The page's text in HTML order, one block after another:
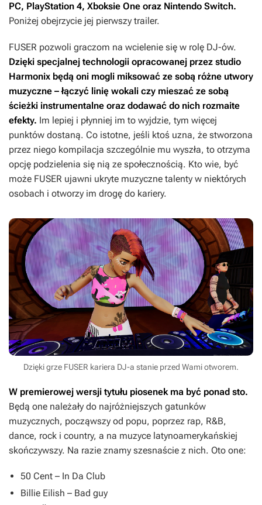
PC, PlayStation 4, Xboksie One oraz Nintendo Switch.
Poniżej obejrzycie jej pierwszy trailer.
FUSER pozwoli graczom na wcielenie się w rolę DJ-ów.
Dzięki specjalnej technologii opracowanej przez studio
Harmonix będą oni mogli miksować ze sobą różne utwory
muzyczne – łączyć linię wokali czy mieszać ze sobą
ścieżki instrumentalne oraz dodawać do nich rozmaite
efekty. Im lepiej i płynniej im to wyjdzie, tym więcej
punktów dostaną. Co istotne, jeśli ktoś uzna, że stworzona
przez niego kompilacja szczególnie mu wyszła, to otrzyma
opcję podzielenia się nią ze społecznością. Kto wie, być
może FUSER ujawni ukryte muzyczne talenty w niektórych
osobach i otworzy im drogę do kariery.
Dzięki grze FUSER kariera DJ-a stanie przed Wami otworem.
W premierowej wersji tytułu piosenek ma być ponad sto.
Będą one należały do najróżniejszych gatunków
muzycznych, począwszy od popu, poprzez rap, R&B,
dance, rock i country, a na muzyce latynoamerykańskiej
skończywszy. Na razie znamy szesnaście z nich. Oto one:
50 Cent – In Da Club
Billie Eilish – Bad guy